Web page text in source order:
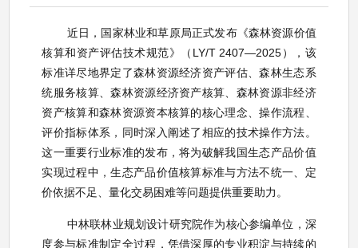
近日，国家林业和草原局正式发布《森林资源价值
核算和资产评估技术规范》（LY/T 2407—2025）， 该
标准详尽地界定了森林资源经济资产评估、森林生态系
统服务核算、森林资源经济资产核算、森林资源非经济
资产核算和森林资源资本核算的核心理念、操作流程、
评价指标体系，同时深入阐述了相应的技术操作方法。
这一重要行业标准的发布，将为破解我国生态产品价值
实现过程中，生态产品价值核算标准与方法不统一、定
价依据不足、量化交易困难等问题提供重要助力。
中林联林业规划设计研究院作为核心参编单位，深
度参与标准制定全过程，凭借深厚的专业积淀与持续的